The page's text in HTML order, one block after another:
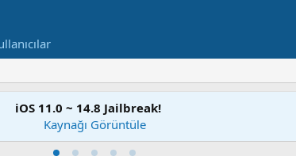
iOS 11.0 ~ 14.8 Jailbreak!
Kaynağı Görüntüle